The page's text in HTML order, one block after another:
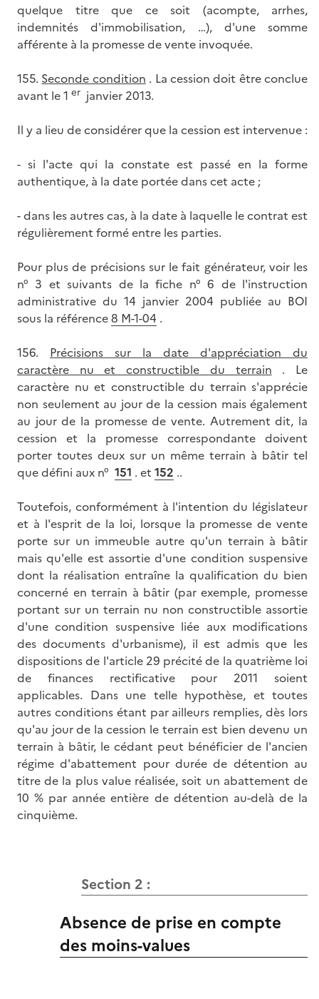
quelque titre que ce soit (acompte, arrhes,
indemnités d'immobilisation, …), d'une somme
afférente à la promesse de vente invoquée.
155. Seconde condition . La cession doit être conclue
avant le 1 er janvier 2013.
Il y a lieu de considérer que la cession est intervenue :
- si l'acte qui la constate est passé en la forme
authentique, à la date portée dans cet acte ;
- dans les autres cas, à la date à laquelle le contrat est
régulièrement formé entre les parties.
Pour plus de précisions sur le fait générateur, voir les
n° 3 et suivants de la fiche n° 6 de l'instruction
administrative du 14 janvier 2004 publiée au BOI
sous la référence8 M-1-04 .
156. Précisions sur la date d'appréciation du
caractère nu et constructible du terrain . Le
caractère nu et constructible du terrain s'apprécie
non seulement au jour de la cession mais également
au jour de la promesse de vente. Autrement dit, la
cession et la promesse correspondante doivent
porter toutes deux sur un même terrain à bâtir tel
que défini aux n° 151 . et 152 ..
Toutefois, conformément à l'intention du législateur
et à l'esprit de la loi, lorsque la promesse de vente
porte sur un immeuble autre qu'un terrain à bâtir
mais qu'elle est assortie d'une condition suspensive
dont la réalisation entraîne la qualification du bien
concerné en terrain à bâtir (par exemple, promesse
portant sur un terrain nu non constructible assortie
d'une condition suspensive liée aux modifications
des documents d'urbanisme), il est admis que les
dispositions de l'article 29 précité de la quatrième loi
de finances rectificative pour 2011 soient
applicables. Dans une telle hypothèse, et toutes
autres conditions étant par ailleurs remplies, dès lors
qu'au jour de la cession le terrain est bien devenu un
terrain à bâtir, le cédant peut bénéficier de l'ancien
régime d'abattement pour durée de détention au
titre de la plus value réalisée, soit un abattement de
10 % par année entière de détention au-delà de la
cinquième.
Section 2 :
Absence de prise en compte
des moins-values